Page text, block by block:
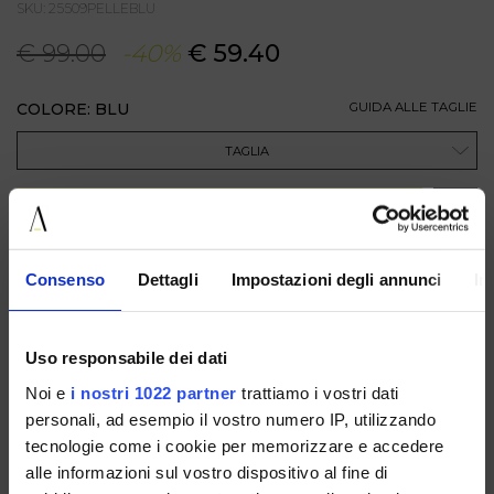
Consenso Dettagli Impostazioni degli annunci
Uso responsabile dei dati
Noi e i nostri 1022 partner trattiamo i vostri dati
personali, ad esempio il vostro numero IP, utilizzando
tecnologie come i cookie per memorizzare e accedere
alle informazioni sul vostro dispositivo al fine di
SKU: 25509PELLEBLU
€ 99.00 -40% € 59.40
COLORE: BLU GUIDA ALLE TAGLIE
TAGLIA
DESCRIZIONE
Mocassino barca da donna in pelle blu, caratterizzato da
a contrasto e le cuciture a vista valorizzano il design, mentre
la costruzione morbida e la suola flessibile assicurano
comfort e praticità nella calzata. Un modello versatile e
casual-chic, perfetto da indossare ogni giorno con look
rilassati ma curati.
DISPONIBILE IN